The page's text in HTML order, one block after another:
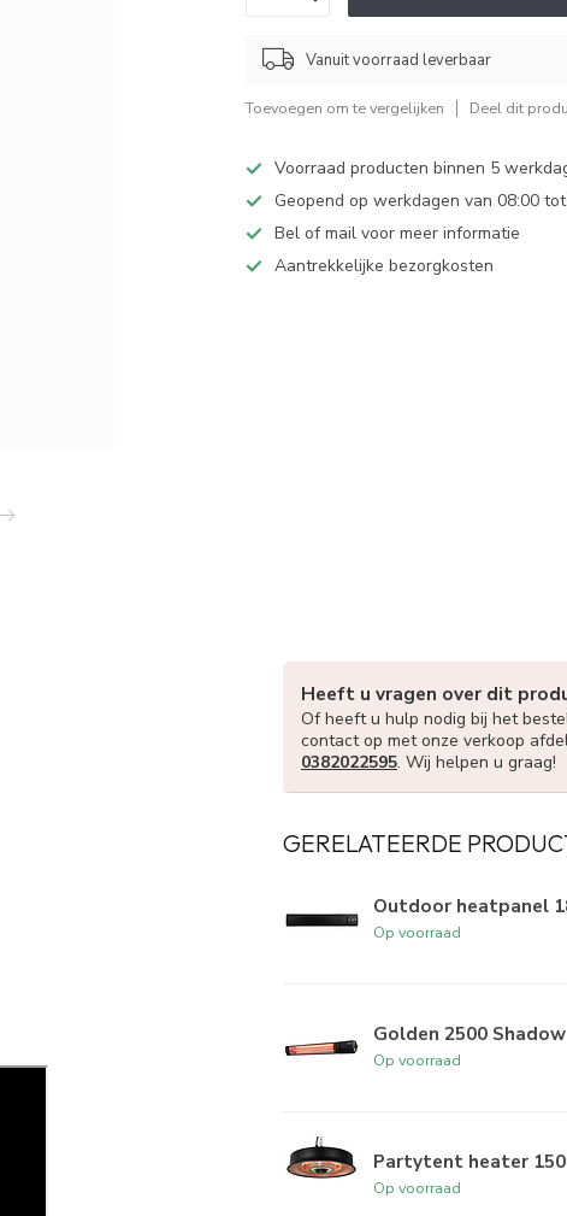
Vanuit voorraad leverbaar
Toevoegen om te vergelijken Deel dit
Voorraad producten binnen 5
Geopend op werkdagen van 08:00
Bel of mail voor meer informatie
Aantrekkelijke bezorgkosten
Heeft u vragen over dit
Of heeft u hulp nodig bij het
contact op met onze verkoop
0382022595. Wij helpen u graag!
GERELATEERDE
Outdoor heatpanel
Op voorraad
Golden 2500 Shadow
Op voorraad
Partytent heater
Op voorraad